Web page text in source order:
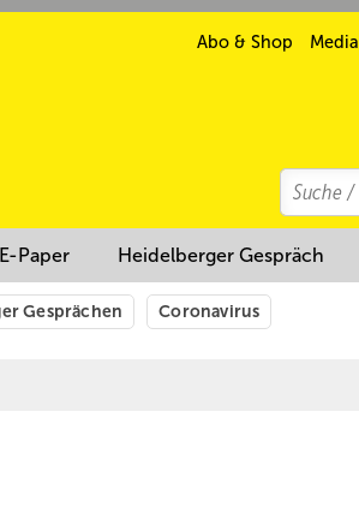
Abo & Shop Media
Search
Suchen
E-Paper Heidelberger Gespräch
Gesprächen Coronavirus